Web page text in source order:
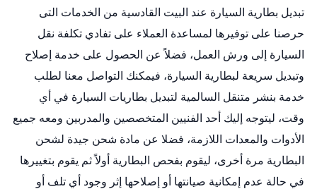
تبديل بطارية السيارة عند البيت القادسية من الخدمات التى
حرصنا على توفيرها لمساعدة العملاء على تفادي تكلفة نقل
السيارة إلى ورش العمل، فضلاً عن الحصول على خدمة إصلاح
وتبديل سريعة لبطارية السيارة، فيمكنك التواصل معنا لطلب
خدمة بنشر متنقل السالمية لتبديل بطاريات السيارة في أي
وقت، ليتوجه إليك أحد الفنيين المتخصصين والمدربين ومعه جميع
الأدوات والمعدات اللازمة، فضلا عن مادة شحن جيدة لشحن
البطارية مرة أخرى، ليقوم بفحص البطارية أولاً ثم يقوم بتغييرها
في حالة عدم إمكانية صيانتها أو إصلاحها إثر وجود أي تلف أو